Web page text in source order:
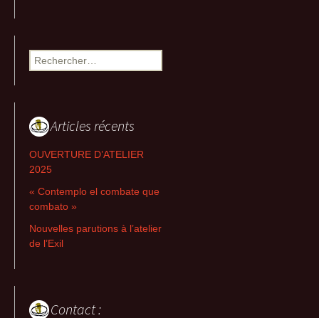
Rechercher :
Articles récents
OUVERTURE D’ATELIER
2025
« Contemplo el combate que
combato »
Nouvelles parutions à l’atelier
de l’Exil
Contact :